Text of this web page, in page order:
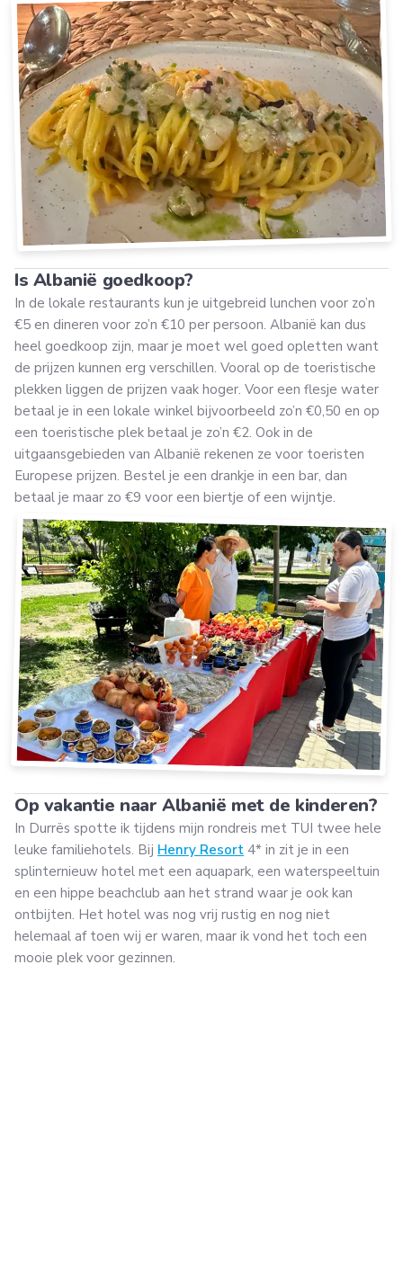
Is Albanië goedkoop?
In de lokale restaurants kun je uitgebreid lunchen voor zo’n
€5 en dineren voor zo’n €10 per persoon. Albanië kan dus
heel goedkoop zijn, maar je moet wel goed opletten want
de prijzen kunnen erg verschillen. Vooral op de toeristische
plekken liggen de prijzen vaak hoger. Voor een flesje water
betaal je in een lokale winkel bijvoorbeeld zo’n €0,50 en op
een toeristische plek betaal je zo’n €2. Ook in de
uitgaansgebieden van Albanië rekenen ze voor toeristen
Europese prijzen. Bestel je een drankje in een bar, dan
betaal je maar zo €9 voor een biertje of een wijntje.
Op vakantie naar Albanië met de kinderen?
In Durrës spotte ik tijdens mijn rondreis met TUI twee hele
leuke familiehotels. Bij Henry Resort 4* in zit je in een
splinternieuw hotel met een aquapark, een waterspeeltuin
en een hippe beachclub aan het strand waar je ook kan
ontbijten. Het hotel was nog vrij rustig en nog niet
helemaal af toen wij er waren, maar ik vond het toch een
mooie plek voor gezinnen.